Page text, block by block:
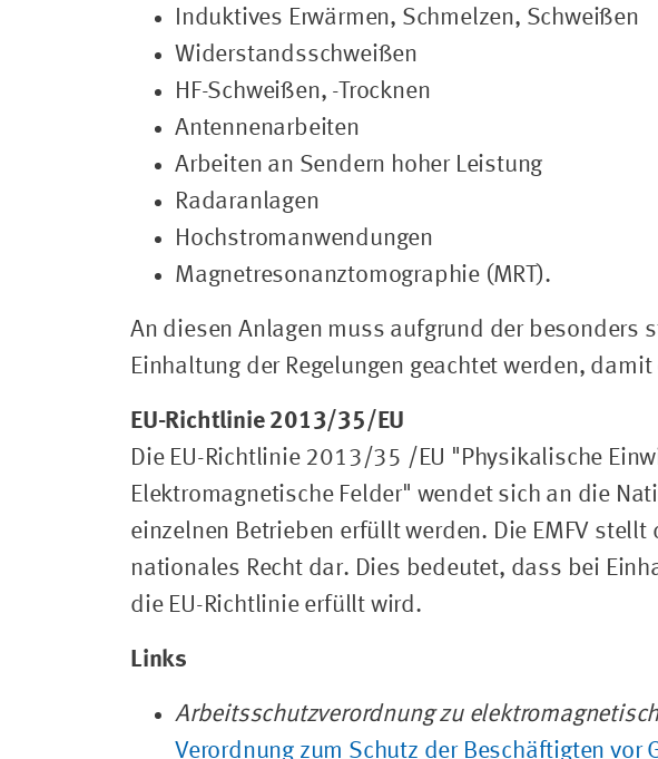
Induktives Erwärmen, Schmelzen, Schweißen
Widerstandsschweißen
HF-Schweißen, -Trocknen
Antennenarbeiten
Arbeiten an Sendern hoher Leistung
Radaranlagen
Hochstromanwendungen
Magnetresonanztomographie (MRT).
An diesen Anlagen muss aufgrund der besonders
Einhaltung der Regelungen geachtet werden,
EU-Richtlinie 2013/35/EU
Die EU-Richtlinie 2013/35 /EU "Physikalische
Elektromagnetische Felder" wendet sich an die
einzelnen Betrieben erfüllt werden. Die EMFV
nationales Recht dar. Dies bedeutet, dass bei
die EU-Richtlinie erfüllt wird.
Links
Arbeitsschutzverordnung zu
Verordnung zum Schutz der Beschäftigten vor